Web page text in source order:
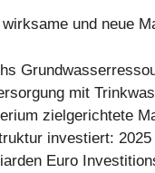
und neue
mit
zielgerichtete
investiert:
Euro